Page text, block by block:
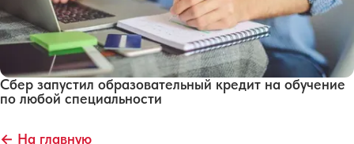
Сбер запустил образовательный кредит на обучение
по любой специальности
← На главную